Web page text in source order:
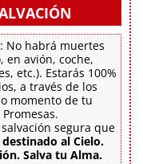
No habrá muertes
en avión, coche,
etc.). Estarás 100%
a través de los
momento de tu
segura que
destinado al Cielo.
Salva tu Alma.